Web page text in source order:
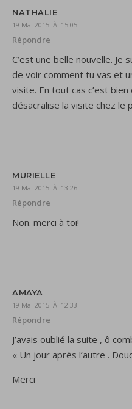
NATHALIE
19 Mai 2015 À 15:05
Répondre
C’est une belle nouvelle.
de voir comment tu vas et
visite. En tout cas c’est bien
désacralise la visite chez le
MURIELLE
19 Mai 2015 À 13:26
Répondre
Non. merci à toi!
AMAYA
19 Mai 2015 À 12:33
Répondre
J’avais oublié la suite , ô
« Un jour après l’autre .
Merci